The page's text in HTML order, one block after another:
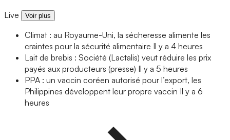
Live Voir plus
Climat : au Royaume-Uni, la sécheresse alimente les
craintes pour la sécurité alimentaire Il y a 4 heures
Lait de brebis : Société (Lactalis) veut réduire les prix
payés aux producteurs (presse) Il y a 5 heures
PPA : un vaccin coréen autorisé pour l’export, les
Philippines développent leur propre vaccin Il y a 6
heures